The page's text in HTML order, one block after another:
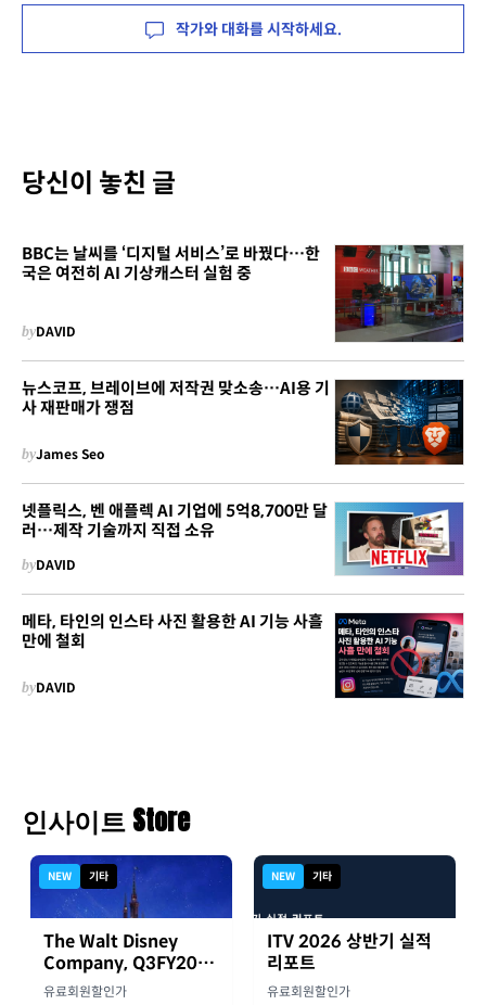
작가와 대화를 시작하세요.
당신이 놓친 글
BBC는 날씨를 ‘디지털 서비스’로 바꿨다…한
국은 여전히 AI 기상캐스터 실험 중
byDAVID
뉴스코프, 브레이브에 저작권 맞소송…AI용 기
사 재판매가 쟁점
byJames Seo
넷플릭스, 벤 애플렉 AI 기업에 5억8,700만 달
러…제작 기술까지 직접 소유
byDAVID
메타, 타인의 인스타 사진 활용한 AI 기능 사흘
만에 철회
byDAVID
인사이트 Store
NEW 기타
The Walt Disney
Company, Q3FY2026
실적자료
유료회원할인가
NEW 기타
ITV 2026 상반기 실적
리포트
유료회원할인가